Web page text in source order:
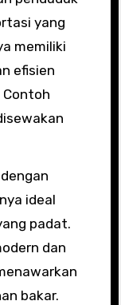
yang
memiliki
efisien
Contoh
ideal
padat.
dan
bakar.